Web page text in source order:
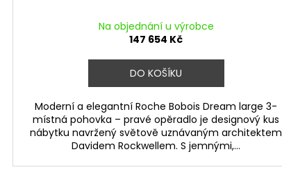
Na objednání u výrobce
147 654 Kč
DO KOŠÍKU
Moderní a elegantní Roche Bobois Dream large 3-
místná pohovka – pravé opěradlo je designový kus
nábytku navržený světově uznávaným architektem
Davidem Rockwellem. S jemnými,...